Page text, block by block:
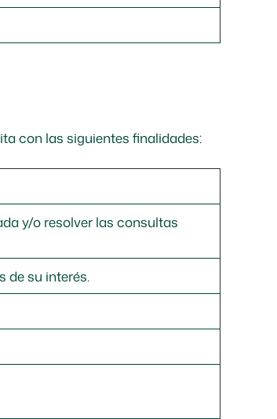
con las siguientes finalidades:
y/o resolver las consultas
de su interés.